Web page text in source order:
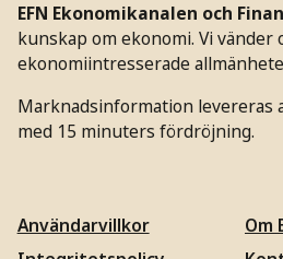
EFN Ekonomikanalen och
kunskap om ekonomi. Vi vänder
ekonomiintresserade
Marknadsinformation levereras
med 15 minuters fördröjning.
Användarvillkor
Om